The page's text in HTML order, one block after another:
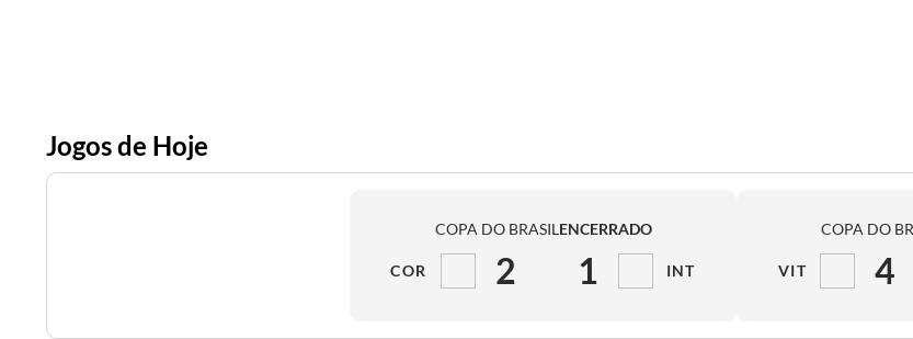
Jogos de Hoje
COPA DO BRASILENCERRADO
COR 2 1 INT
COPA DO
VIT 4